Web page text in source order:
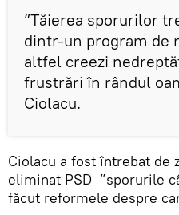
”Tăierea sporurilor
dintr-un program de
altfel creezi
frustrări în rândul
Ciolacu.
Ciolacu a fost întrebat de
eliminat PSD ”sporurile
făcut reformele despre